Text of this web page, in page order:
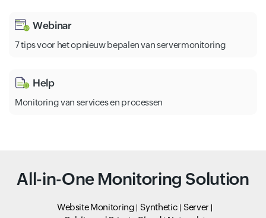
Webinar
7 tips voor het opnieuw bepalen van servermonitoring
Help
Monitoring van services en processen
All-in-One Monitoring Solution
Website Monitoring Synthetic
Server